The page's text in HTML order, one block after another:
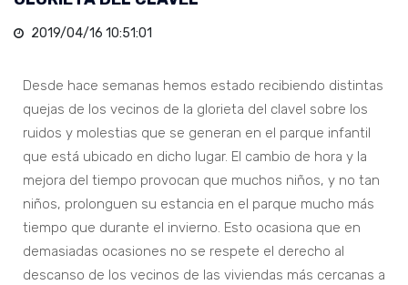
2019/04/16 10:51:01
Desde hace semanas hemos estado recibiendo distintas
quejas de los vecinos de la glorieta del clavel sobre los
ruidos y molestias que se generan en el parque infantil
que está ubicado en dicho lugar. El cambio de hora y la
mejora del tiempo provocan que muchos niños, y no tan
niños, prolonguen su estancia en el parque mucho más
tiempo que durante el invierno. Esto ocasiona que en
demasiadas ocasiones no se respete el derecho al
descanso de los vecinos de las viviendas más cercanas a